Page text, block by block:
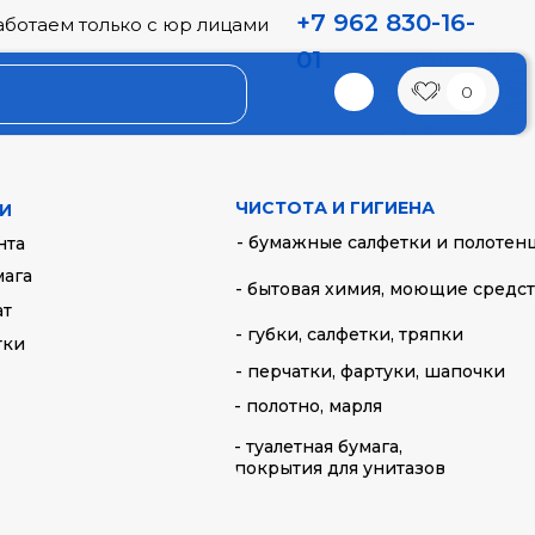
0
только с юр лицами
+7 962 830-16-
01
ЧИСТОТА И ГИГИЕНА
- бумажные салфетки и
- бытовая химия, моющие
- губки, салфетки, тряпки
- перчатки, фартуки, шапочки
- полотно, марля
- туалетная бумага,
покрытия для унитазов